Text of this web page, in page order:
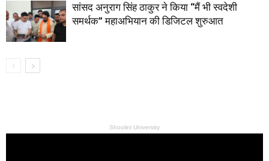
सांसद अनुराग सिंह ठाकुर ने किया “मैं भी स्वदेशी
समर्थक” महाअभियान की डिजिटल शुरुआत
Shoolini University